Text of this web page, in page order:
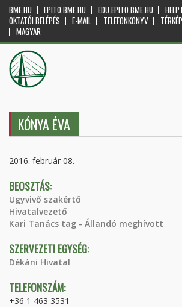
BME.HU EPITO.BME.HU EDU.EPITO.BME.HU
OKTATÓI BELÉPÉS
E-MAIL TELEFONKÖNYV TÉRKÉP
MAGYAR
KÓNYA ÉVA
2016. február 08.
BEOSZTÁS:
Ügyvivő szakértő
Hivatalvezető
Kari Tanács tag - Állandó meghívott
SZERVEZETI EGYSÉG:
Dékáni Hivatal
TELEFONSZÁM:
+36 1 463 3531